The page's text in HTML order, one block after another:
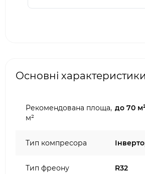
Основні характеристики
Рекомендована площа,
м²
до 70
Тип компресора
Тип фреону R32